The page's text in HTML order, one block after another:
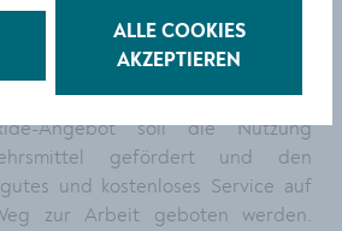
auf die Schiene so bequem wie
In Krems schaffen ÖBB, Land und
gemeinsamen Investitionen mehr
Komfort für Radfahrer:innen.
Angebot soll die Nutzung
gefördert und den
und kostenloses Service auf
zur Arbeit geboten werden.
ALLE COOKIES
AKZEPTIEREN